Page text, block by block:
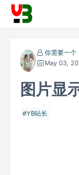
你需要一个
May 03,
图片显
YB站长